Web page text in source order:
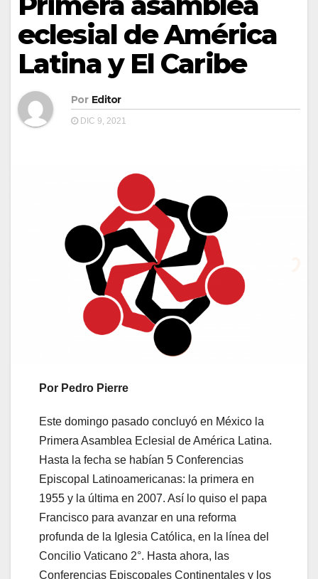
eclesial de América
Latina y El Caribe
Por Editor
DIC 9, 2021
Por Pedro Pierre
Este domingo pasado concluyó en México la
Primera Asamblea Eclesial de América Latina.
Hasta la fecha se habían 5 Conferencias
Episcopal Latinoamericanas: la primera en
1955 y la última en 2007. Así lo quiso el papa
Francisco para avanzar en una reforma
profunda de la Iglesia Católica, en la línea del
Concilio Vaticano 2°. Hasta ahora, las
Conferencias Episcopales Continentales y los